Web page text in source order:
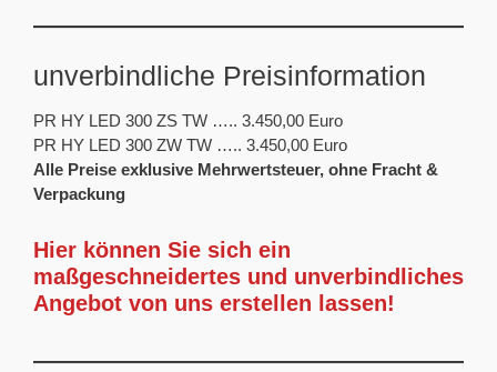
unverbindliche Preisinformation
PR HY LED 300 ZS TW ….. 3.450,00 Euro
PR HY LED 300 ZW TW ….. 3.450,00 Euro
Alle Preise exklusive Mehrwertsteuer, ohne Fracht &
Verpackung
Hier können Sie sich ein
maßgeschneidertes und unverbindliches
Angebot von uns erstellen lassen!